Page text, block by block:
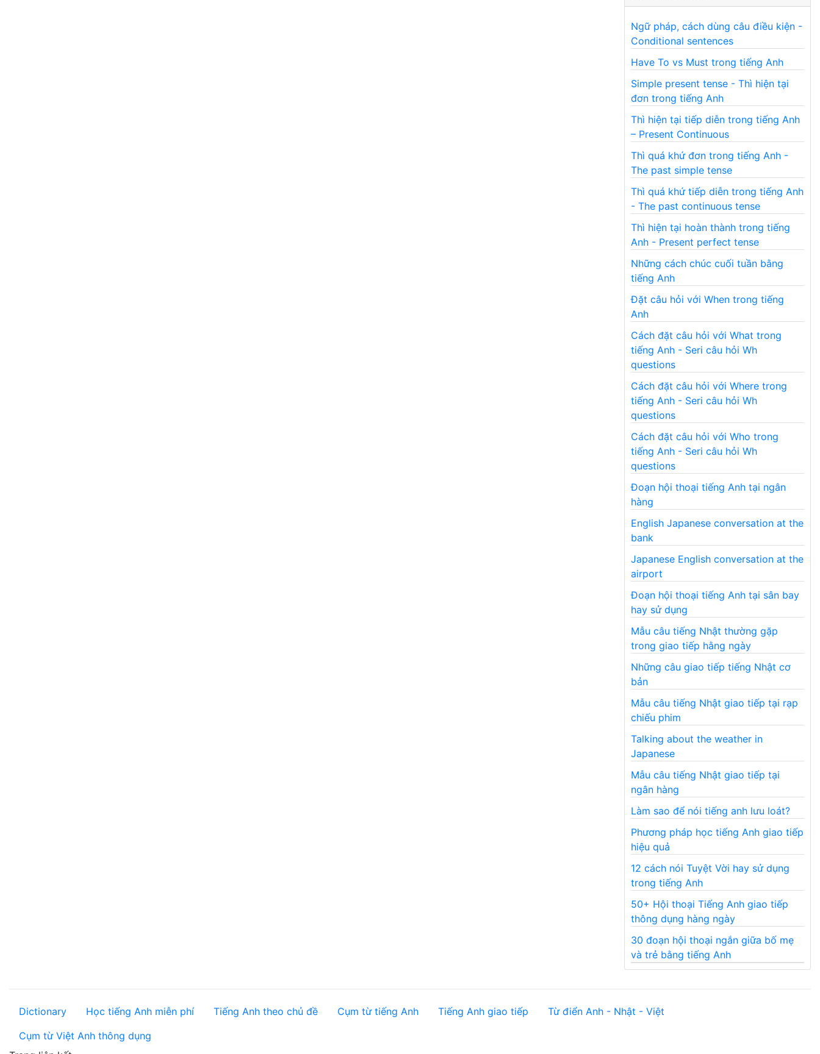
Ngữ pháp, cách dùng câu điều kiện -
Conditional sentences
Have To vs Must trong tiếng Anh
Simple present tense - Thì hiện tại
đơn trong tiếng Anh
Thì hiện tại tiếp diễn trong tiếng Anh
– Present Continuous
Thì quá khứ đơn trong tiếng Anh -
The past simple tense
Thì quá khứ tiếp diễn trong tiếng Anh
- The past continuous tense
Thì hiện tại hoàn thành trong tiếng
Anh - Present perfect tense
Những cách chúc cuối tuần bằng
tiếng Anh
Đặt câu hỏi với When trong tiếng
Anh
Cách đặt câu hỏi với What trong
tiếng Anh - Seri câu hỏi Wh
questions
Cách đặt câu hỏi với Where trong
tiếng Anh - Seri câu hỏi Wh
questions
Cách đặt câu hỏi với Who trong
tiếng Anh - Seri câu hỏi Wh
questions
Đoạn hội thoại tiếng Anh tại ngân
hàng
English Japanese conversation at the
bank
Japanese English conversation at the
airport
Đoạn hội thoại tiếng Anh tại sân bay
hay sử dụng
Mẫu câu tiếng Nhật thường gặp
trong giao tiếp hằng ngày
Những câu giao tiếp tiếng Nhật cơ
bản
Mẫu câu tiếng Nhật giao tiếp tại rạp
chiếu phim
Talking about the weather in
Japanese
Mẫu câu tiếng Nhật giao tiếp tại
ngân hàng
Làm sao để nói tiếng anh lưu loát?
Phương pháp học tiếng Anh giao tiếp
hiệu quả
12 cách nói Tuyệt Vời hay sử dụng
trong tiếng Anh
50+ Hội thoại Tiếng Anh giao tiếp
thông dụng hàng ngày
30 đoạn hội thoại ngắn giữa bố mẹ
và trẻ bằng tiếng Anh
Dictionary Học tiếng Anh miễn phí Tiếng Anh theo chủ đề Cụm từ tiếng Anh Tiếng Anh giao tiếp
Từ điển Anh - Nhật - Việt
Cụm từ Việt Anh thông dụng